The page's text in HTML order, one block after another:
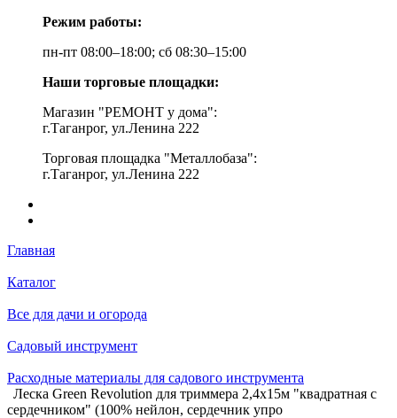
Режим работы:
пн-пт 08:00–18:00; сб 08:30–15:00
Наши торговые площадки:
Магазин "РЕМОНТ у дома":
г.Таганрог, ул.Ленина 222
Торговая площадка "Металлобаза":
г.Таганрог, ул.Ленина 222
Главная
Каталог
Все для дачи и огорода
Садовый инструмент
Расходные материалы для садового инструмента
Леска Green Revolution для триммера 2,4х15м "квадратная с
сердечником" (100% нейлон, сердечник упро